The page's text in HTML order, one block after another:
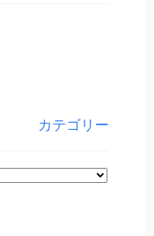
カテゴリー